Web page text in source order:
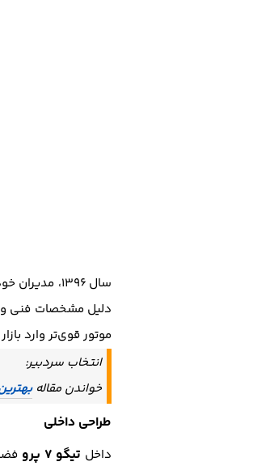
سال ۱۳۹۶، مدیران خودرو
دلیل مشخصات فنی و
موتور قوی‌تر وارد
انتخاب سردبیر:
خواندن مقاله
طراحی داخلی
داخل تیگو 7 پرو